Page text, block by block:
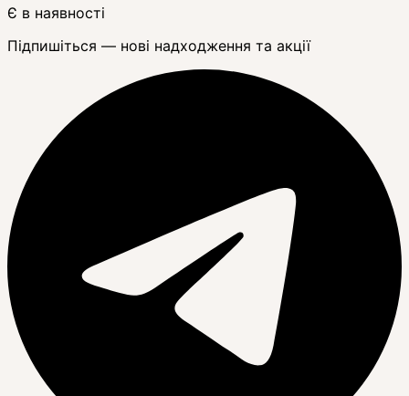
Є в наявності
Підпишіться — нові надходження та акції